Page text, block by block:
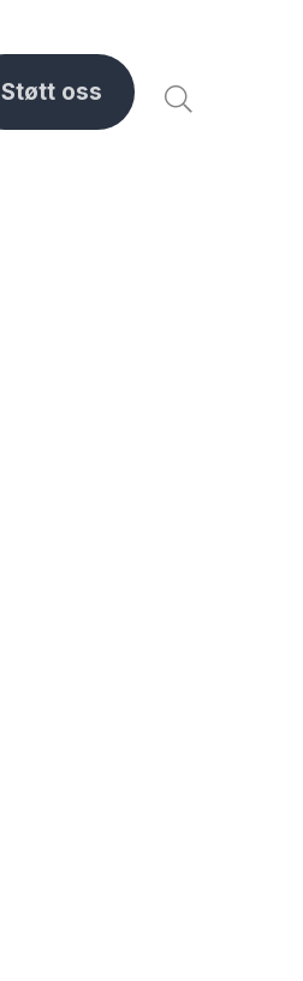
Støtt oss